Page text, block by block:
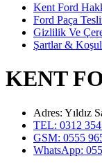
Kent Ford
Ford Paça
Gizlilik Ve
Şartlar &
KENT
Adres: Yıldız
TEL: 0312 354
GSM: 0555
WhatsApp: